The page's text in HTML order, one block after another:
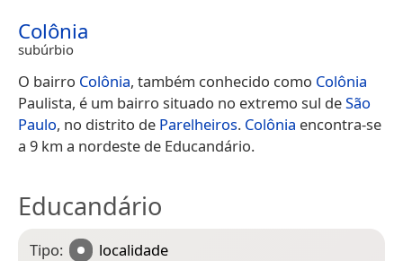
Colônia
subúrbio
O bairro Colônia, também conhecido como Colônia
Paulista, é um bairro situado no extremo sul deSão
Paulo, no distrito de Parelheiros. Colônia encontra-se
a 9 km a nordeste de Educandário.
Educandário
Tipo:
localidade